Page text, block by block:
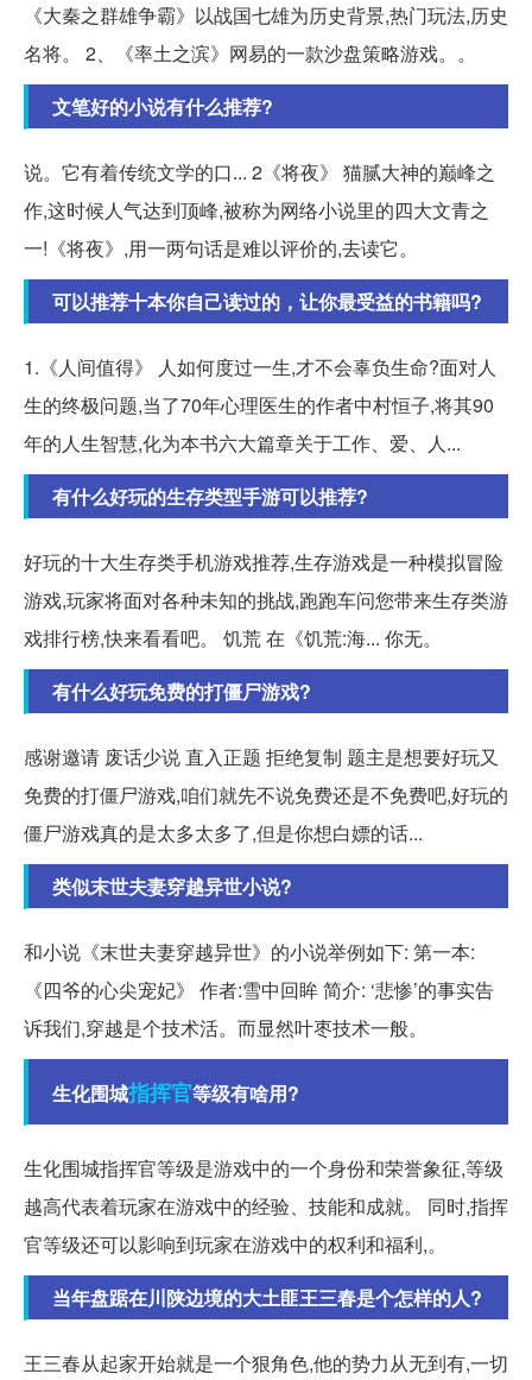
《大秦之群雄争霸》以战国七雄为历史背景,热门玩法,历史
名将。 2、《率土之滨》网易的一款沙盘策略游戏。。
文笔好的小说有什么推荐?
说。它有着传统文学的口... 2《将夜》 猫腻大神的巅峰之
作,这时候人气达到顶峰,被称为网络小说里的四大文青之
一!《将夜》,用一两句话是难以评价的,去读它。
可以推荐十本你自己读过的，让你最受益的书籍吗?
1.《人间值得》 人如何度过一生,才不会辜负生命?面对人
生的终极问题,当了70年心理医生的作者中村恒子,将其90
年的人生智慧,化为本书六大篇章关于工作、爱、人...
有什么好玩的生存类型手游可以推荐?
好玩的十大生存类手机游戏推荐,生存游戏是一种模拟冒险
游戏,玩家将面对各种未知的挑战,跑跑车问您带来生存类游
戏排行榜,快来看看吧。 饥荒 在《饥荒:海... 你无。
有什么好玩免费的打僵尸游戏?
感谢邀请 废话少说 直入正题 拒绝复制 题主是想要好玩又
免费的打僵尸游戏,咱们就先不说免费还是不免费吧,好玩的
僵尸游戏真的是太多太多了,但是你想白嫖的话...
类似末世夫妻穿越异世小说?
和小说《末世夫妻穿越异世》的小说举例如下: 第一本:
《四爷的心尖宠妃》 作者:雪中回眸 简介: ‘悲惨’的事实告
诉我们,穿越是个技术活。而显然叶枣技术一般。
生化围城指挥官等级有啥用?
生化围城指挥官等级是游戏中的一个身份和荣誉象征,等级
越高代表着玩家在游戏中的经验、技能和成就。 同时,指挥
官等级还可以影响到玩家在游戏中的权利和福利,。
当年盘踞在川陕边境的大土匪王三春是个怎样的人?
王三春从起家开始就是一个狠角色,他的势力从无到有,一切